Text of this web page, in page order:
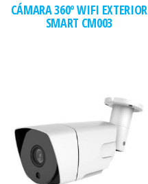
CÁMARA 360º WIFI EXTERIOR
SMART CM003